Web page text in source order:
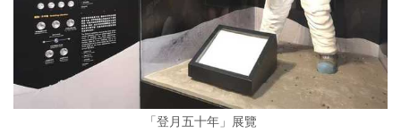
「登月五十年」展覽